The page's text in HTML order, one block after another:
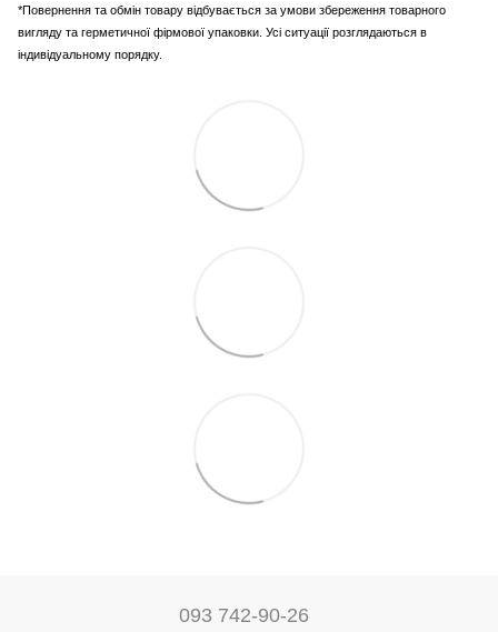
*Повернення та обмін товару відбувається за умови збереження товарного
вигляду та герметичної фірмової упаковки. Усі ситуації розглядаються в
індивідуальному порядку.
093 742-90-26